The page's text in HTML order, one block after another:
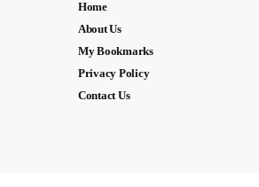
Home
About Us
My Bookmarks
Privacy Policy
Contact Us